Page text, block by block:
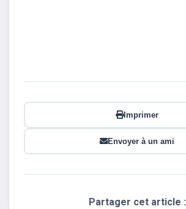
Imprimer
Envoyer à un ami
Partager cet article :